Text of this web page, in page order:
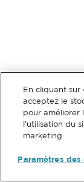
En cliquant sur
acceptez le
pour améliorer
l’utilisation du
marketing.
Paramètres des